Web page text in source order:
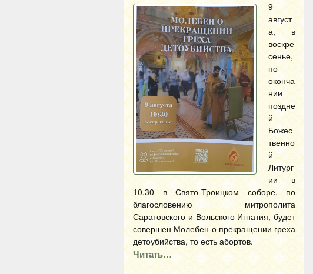
9
август
а, в
воскре
сенье,
по
оконча
нии
поздне
й
Божес
твенно
й
Литург
ии в
10.30 в Свято-Троицком соборе, по
благословению митрополита
Саратовского и Вольского Игнатия, будет
совершен Молебен о прекращении греха
детоубийства, то есть абортов.
Читать…